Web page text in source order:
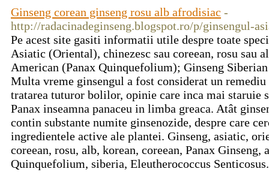
Ginseng corean ginseng rosu alb afrodisiac -
http://radacinadeginseng.blogspot.ro/p/ginsengul-
Pe acest site gasiti informatii utile despre toate
Asiatic (Oriental), chinezesc sau coreean, rosu sau
American (Panax Quinquefolium); Ginseng
Multa vreme ginsengul a fost considerat un
tratarea tuturor bolilor, opinie care inca mai staruie
Panax inseamna panaceu in limba greaca. Atât
contin substante numite ginsenozide, despre care
ingredientele active ale plantei. Ginseng, asiatic,
coreean, rosu, alb, korean, coreean, Panax Ginseng,
Quinquefolium, siberia, Eleutherococcus